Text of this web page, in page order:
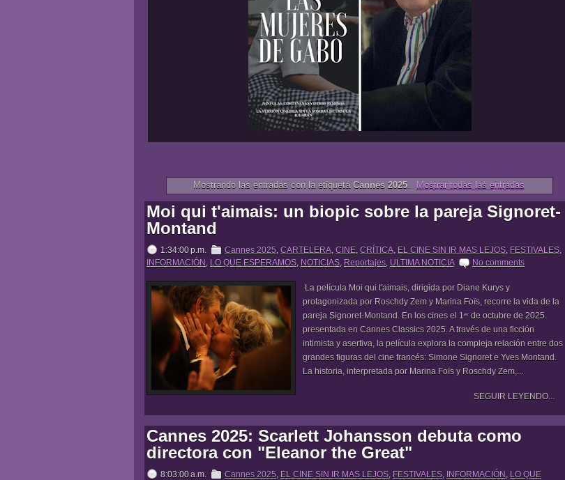
Mostrando las entradas con la etiqueta Cannes 2025. Mostrar todas las entradas
Moi qui t'aimais: un biopic sobre la pareja Signoret-
Montand
1:34:00 p.m. Cannes 2025, CARTELERA, CINE, CRÍTICA, EL CINE SIN IR MAS LEJOS, FESTIVALES,
INFORMACIÓN , LO QUE ESPERAMOS, NOTICIAS, Reportajes, ULTIMA NOTICIA No comments
La película Moi qui t'aimais, dirigida por Diane Kurys y
protagonizada por Roschdy Zem y Marina Foïs, recorre la vida de la
pareja Signoret-Montand. En los cines el 1ᵉʳ de octubre de 2025.
presentada en Cannes Classics 2025. A través de una ficción
intimista y asertiva, la película explora la compleja relación entre dos
grandes figuras del cine francés: Simone Signoret e Yves Montand.
La historia, interpretada por Marina Foïs y Roschdy Zem,...
SEGUIR LEYENDO...
Cannes 2025: Scarlett Johansson debuta como
directora con "Eleanor the Great"
8:03:00 a.m. Cannes 2025, EL CINE SIN IR MAS LEJOS, FESTIVALES, INFORMACIÓN , LO QUE